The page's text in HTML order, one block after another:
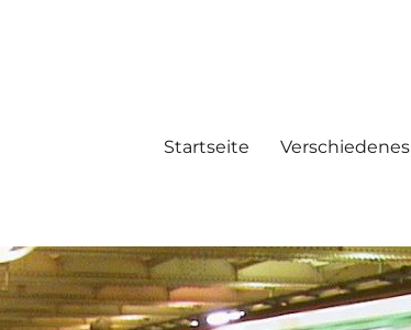
Startseite Verschiedenes